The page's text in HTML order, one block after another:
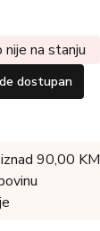
na stanju
dostupan
90,00 KM